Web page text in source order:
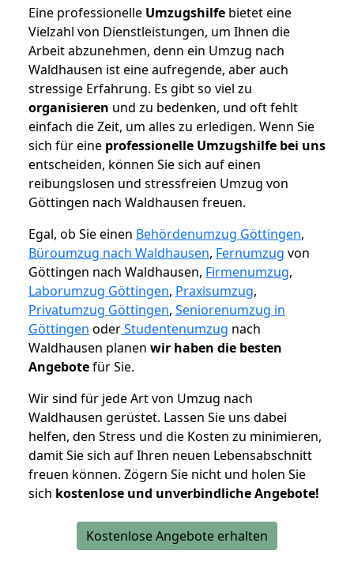
Eine professionelle Umzugshilfe bietet eine
Vielzahl von Dienstleistungen, um Ihnen die
Arbeit abzunehmen, denn ein Umzug nach
Waldhausen ist eine aufregende, aber auch
stressige Erfahrung. Es gibt so viel zu
organisieren und zu bedenken, und oft fehlt
einfach die Zeit, um alles zu erledigen. Wenn Sie
sich für eine professionelle Umzugshilfe bei uns
entscheiden, können Sie sich auf einen
reibungslosen und stressfreien Umzug von
Göttingen nach Waldhausen freuen.
Egal, ob Sie einen Behördenumzug Göttingen,
Büroumzug nach Waldhausen, Fernumzug von
Göttingen nach Waldhausen, Firmenumzug,
Laborumzug Göttingen, Praxisumzug,
Privatumzug Göttingen, Seniorenumzug in
Göttingen oderStudentenumzug nach
Waldhausen planen wir haben die besten
Angebotefür Sie.
Wir sind für jede Art von Umzug nach
Waldhausen gerüstet. Lassen Sie uns dabei
helfen, den Stress und die Kosten zu minimieren,
damit Sie sich auf Ihren neuen Lebensabschnitt
freuen können. Zögern Sie nicht und holen Sie
sich kostenlose und unverbindliche Angebote!
Kostenlose Angebote erhalten